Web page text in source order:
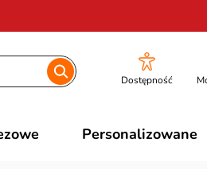
Dostępność
Personalizowane